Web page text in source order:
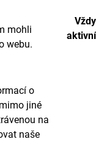
mohli
webu.
Vždy
aktivní
o
jiné
na
naše